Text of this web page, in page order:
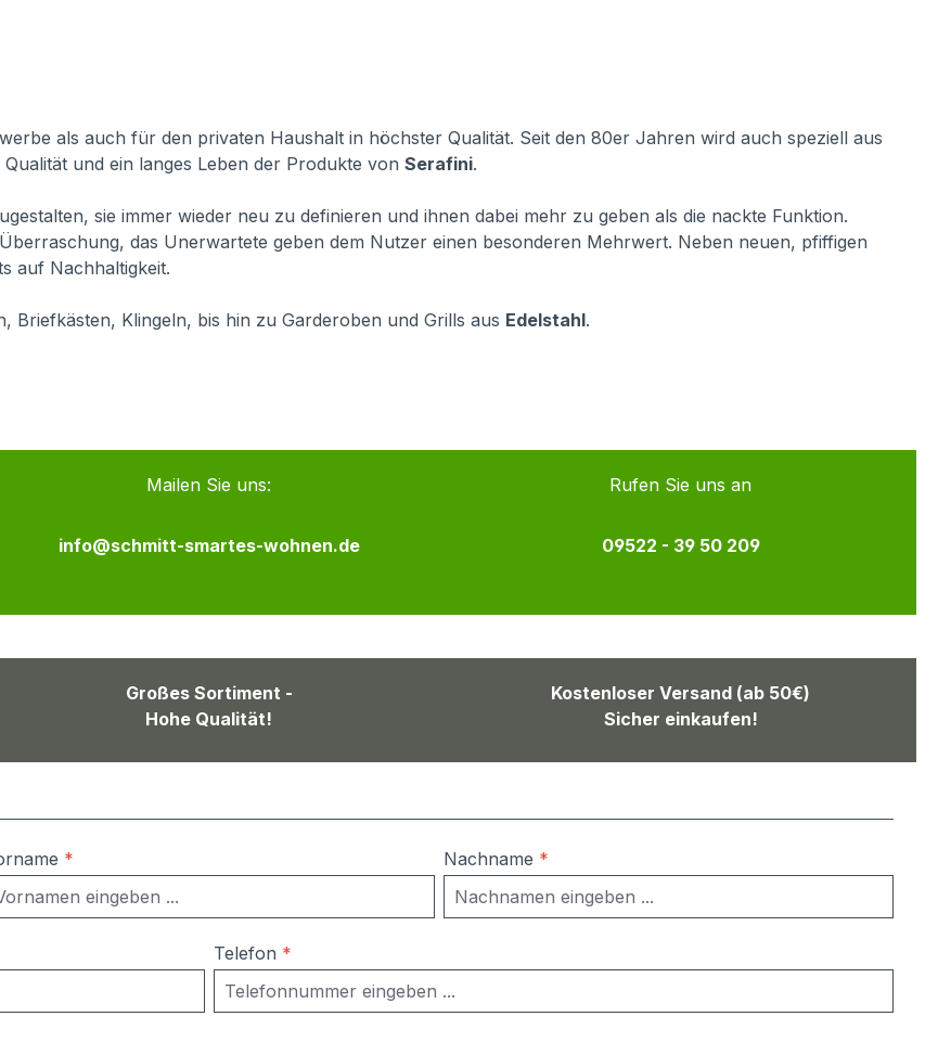
als auch für den privaten Haushalt in höchster Qualität. Seit den 80er Jahren wird auch speziell aus
und ein langes Leben der Produkte von Serafini.
sie immer wieder neu zu definieren und ihnen dabei mehr zu geben als die nackte Funktion.
das Unerwartete geben dem Nutzer einen besonderen Mehrwert. Neben neuen, pfiffigen
auf Nachhaltigkeit.
Klingeln, bis hin zu Garderoben und Grills aus Edelstahl.
Mailen Sie uns:
info@schmitt-smartes-wohnen.de
Rufen Sie uns an
09522 - 39 50 209
Großes Sortiment -
Hohe Qualität!
Kostenloser Versand (ab 50€)
Sicher einkaufen!
* Nachname *
Telefon *